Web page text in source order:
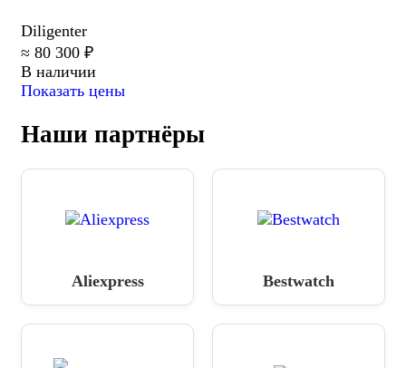
Diligenter
≈ 80 300 ₽
В наличии
Показать цены
Наши партнёры
Aliexpress Bestwatch